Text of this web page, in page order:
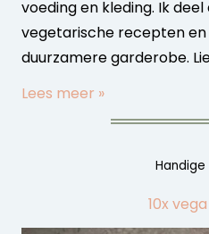
voeding en kleding. Ik
vegetarische recepten
duurzamere garderobe.
Lees meer »
Handige
10x